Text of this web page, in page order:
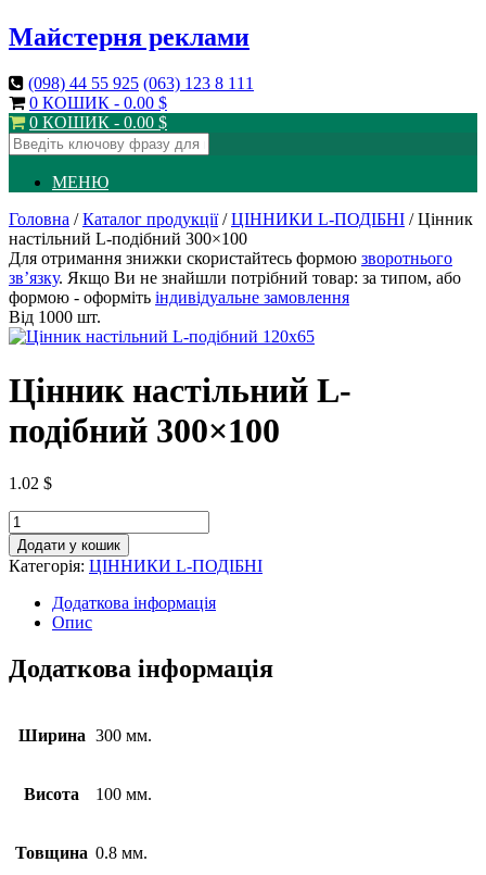
Майстерня реклами
(098) 44 55 925 (063) 123 8 111
0 КОШИК - 0.00 $
0 КОШИК - 0.00 $
МЕНЮ
Головна /Каталог продукції/ЦІННИКИ L-ПОДІБНІ / Цінник
настільний L-подібний 300×100
Для отримання знижки скористайтесь формою зворотнього
зв’язку. Якщо Ви не знайшли потрібний товар: за типом, або
формою - оформіть індивідуальне замовлення
Від 1000 шт.
Цінник настільний L-
подібний 300×100
1.02 $
Додати у кошик
Категорія: ЦІННИКИ L-ПОДІБНІ
Додаткова інформація
Опис
Додаткова інформація
Ширина 300 мм.
Висота 100 мм.
Товщина 0.8 мм.